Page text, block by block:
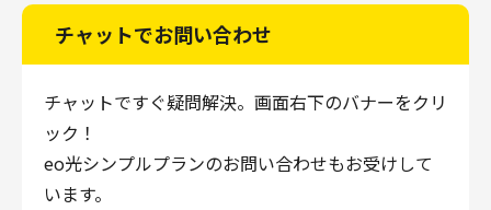
チャットでお問い合わせ
チャットですぐ疑問解決。画面右下のバナーをクリ
ック！
eo光シンプルプランのお問い合わせもお受けして
います。